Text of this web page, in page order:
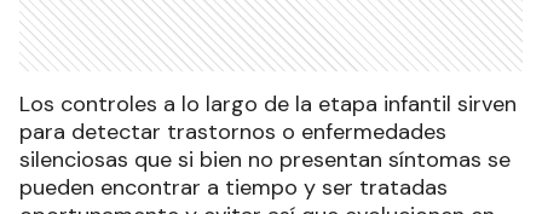
Los controles a lo largo de la etapa infantil sirven
para detectar trastornos o enfermedades
silenciosas que si bien no presentan síntomas se
pueden encontrar a tiempo y ser tratadas